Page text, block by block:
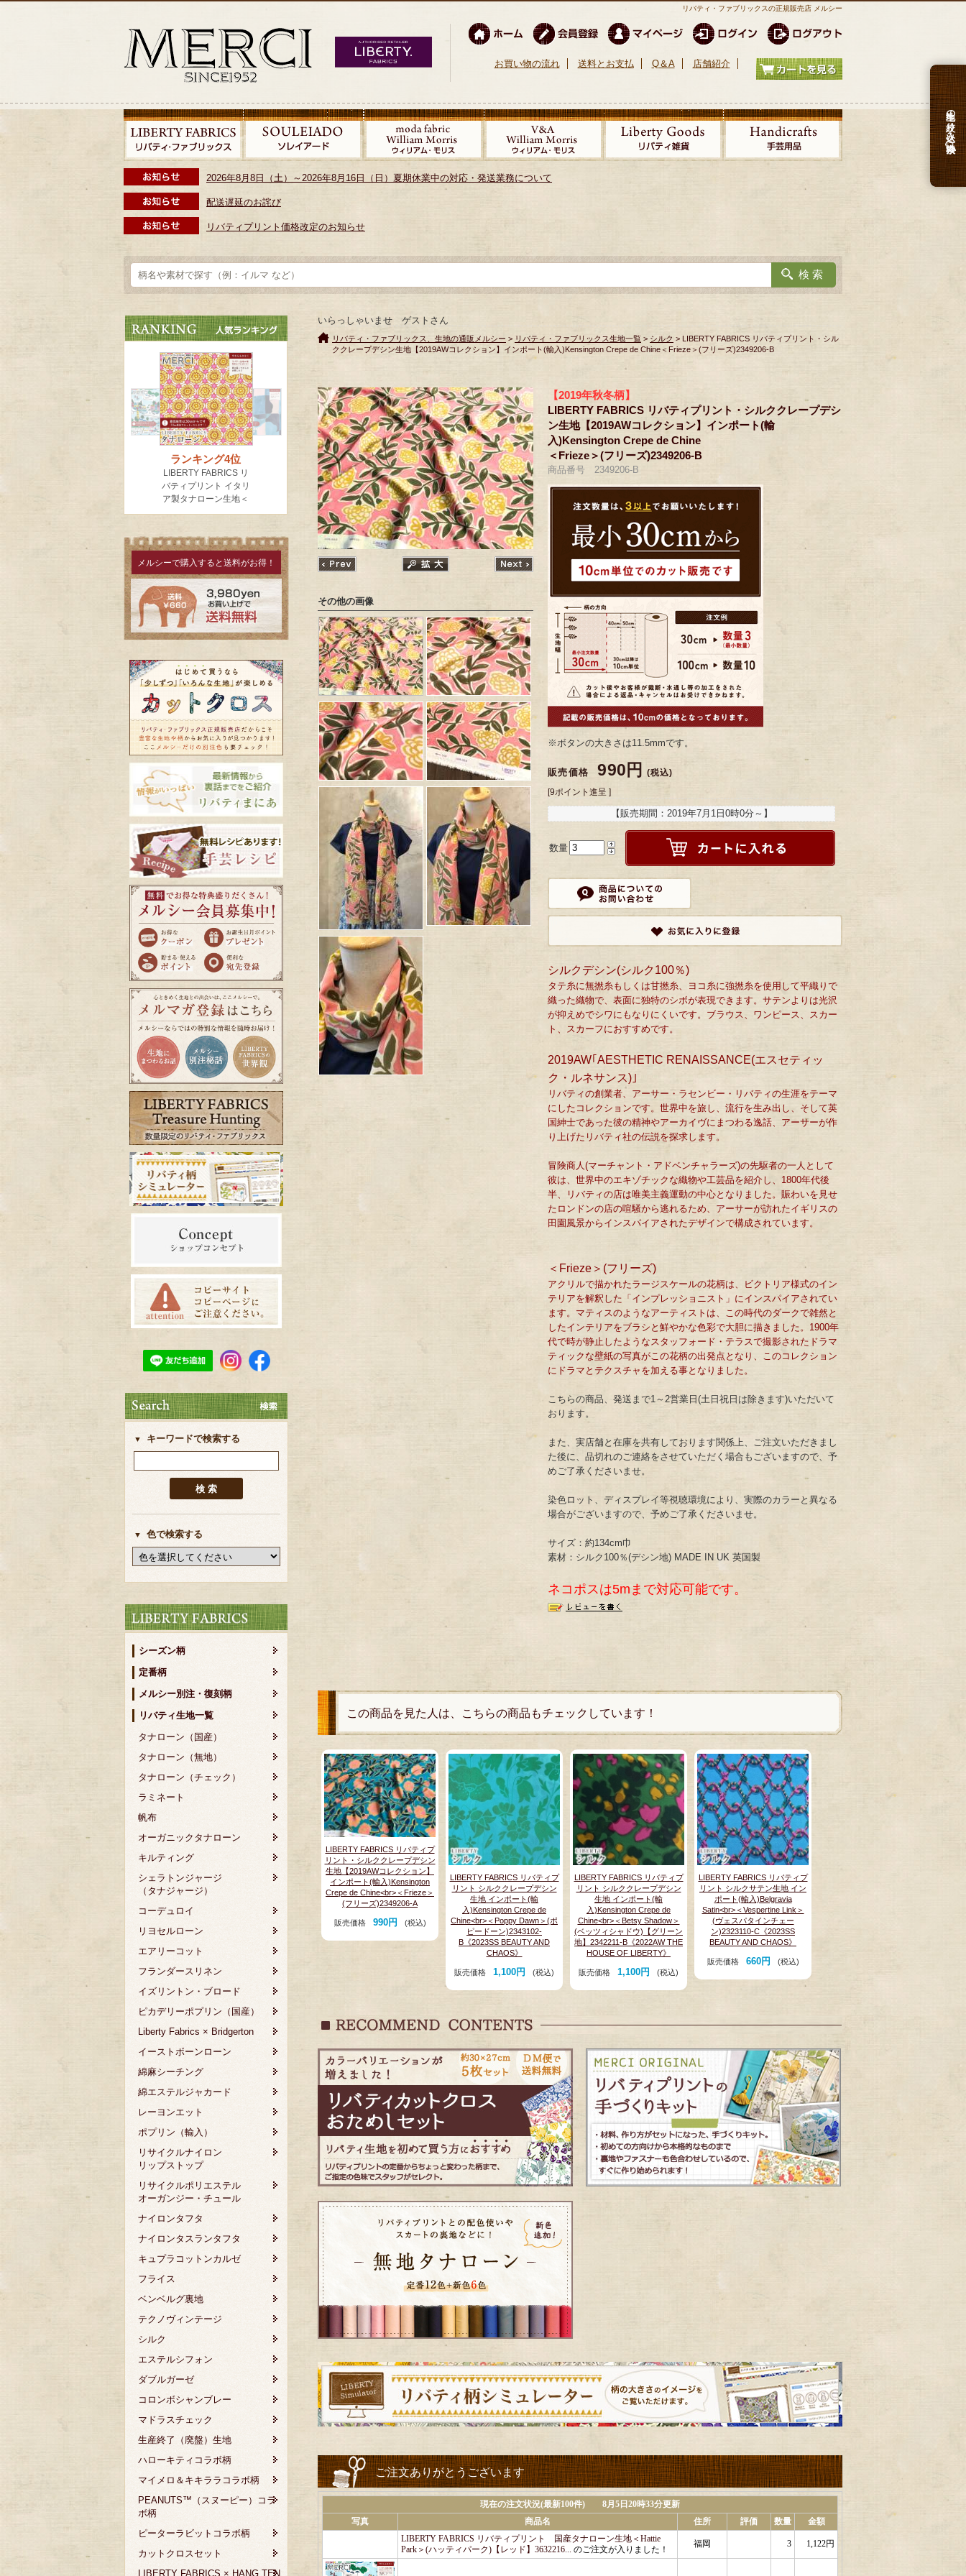
リバティ・ファブリックスの正規販売店 メルシー
お買い物の流れ 送料とお支払 Q＆A 店舗紹介
2026年8月8日（土）～2026年8月16日（日）夏期休業中の対応・発送業務について
配送遅延のお詫び
リバティプリント価格改定のお知らせ
生地の絞り込み検索
メルシーで購入すると送料がお得！
キーワードで検索する
色で検索する
シーズン柄
定番柄
メルシー別注・復刻柄
リバティ生地一覧
タナローン（国産）
タナローン（無地）
タナローン（チェック）
ラミネート
帆布
オーガニックタナローン
キルティング
シェラトンジャージ
（タナジャージ）
コーデュロイ
リヨセルローン
エアリーコット
フランダースリネン
イズリントン・ブロード
ピカデリーポプリン（国産）
Liberty Fabrics × Bridgerton
イーストボーンローン
綿麻シーチング
綿エステルジャカード
レーヨンエット
ポプリン（輸入）
リサイクルナイロン
リップストップ
リサイクルポリエステル
オーガンジー・チュール
ナイロンタフタ
ナイロンタスランタフタ
キュプラコットンカルゼ
フライス
ベンベルグ裏地
テクノヴィンテージ
シルク
エステルシフォン
ダブルガーゼ
コロンボシャンブレー
マドラスチェック
生産終了（廃盤）生地
ハローキティコラボ柄
マイメロ＆キキララコラボ柄
PEANUTS™（スヌーピー）コラ
ボ柄
ピーターラビットコラボ柄
カットクロスセット
LIBERTY FABRICS × HANG TEN
いらっしゃいませ ゲストさん
リバティ・ファブリックス、生地の通販メルシー > リバティ・ファブリックス生地一覧 > シルク > LIBERTY FABRICS リバティプリント・シル
ククレープデシン生地【2019AWコレクション】インポート(輸入)Kensington Crepe de Chine＜Frieze＞(フリーズ)2349206-B
【2019年秋冬柄】
LIBERTY FABRICS リバティプリント・シルククレープデシ
ン生地【2019AWコレクション】インポート(輸
入)Kensington Crepe de Chine
＜Frieze＞(フリーズ)2349206-B
商品番号 2349206-B
※ボタンの大きさは11.5mmです。
販売価格 990円 (税込)
[9ポイント進呈 ]
【販売期間： 2019年7月1日0時0分 ～】
数量
シルクデシン(シルク100％)
タテ糸に無撚糸もしくは甘撚糸、ヨコ糸に強撚糸を使用して平織りで
織った織物で、表面に独特のシボが表現できます。サテンよりは光沢
が抑えめでシワにもなりにくいです。ブラウス、ワンピース、スカー
ト、スカーフにおすすめです。
2019AW｢AESTHETIC RENAISSANCE(エスセティッ
ク・ルネサンス)｣
リバティの創業者、アーサー・ラセンビー・リバティの生涯をテーマ
にしたコレクションです。世界中を旅し、流行を生み出し、そして英
国紳士であった彼の精神やアーカイヴにまつわる逸話、アーサーが作
り上げたリバティ社の伝説を探求します。
冒険商人(マーチャント・アドベンチャラーズ)の先駆者の一人として
彼は、世界中のエキゾチックな織物や工芸品を紹介し、1800年代後
半、リバティの店は唯美主義運動の中心となりました。賑わいを見せ
たロンドンの店の喧騒から逃れるため、アーサーが訪れたイギリスの
田園風景からインスパイアされたデザインで構成されています。
＜Frieze＞(フリーズ)
アクリルで描かれたラージスケールの花柄は、ビクトリア様式のイン
テリアを解釈した「インプレッショニスト」にインスパイアされてい
ます。マティスのようなアーティストは、この時代のダークで雑然と
したインテリアをブラシと鮮やかな色彩で大胆に描きました。1900年
代で時が静止したようなスタッフォード・テラスで撮影されたドラマ
ティックな壁紙の写真がこの花柄の出発点となり、このコレクション
にドラマとテクスチャを加える事となりました。
こちらの商品、発送まで1～2営業日(土日祝日は除きます)いただいて
おります。
また、実店舗と在庫を共有しております関係上、ご注文いただきまし
た後に、品切れのご連絡をさせていただく場合もございますので、予
めご了承くださいませ。
染色ロット、ディスプレイ等視聴環境により、実際のカラーと異なる
場合がございますので、予めご了承くださいませ。
サイズ：約134cm巾
素材：シルク100％(デシン地) MADE IN UK 英国製
ネコポスは5mまで対応可能です。
その他の画像
この商品を見た人は、こちらの商品もチェックしています！
LIBERTY FABRICS リバティプ
リント・シルククレープデシン
生地【2019AWコレクション】
インポート(輸入)Kensington
Crepe de Chine<br>＜Frieze＞
(フリーズ)2349206-A
販売価格 990円 (税込)
LIBERTY FABRICS リバティプ
リント シルククレープデシン
生地 インポート(輸
入)Kensington Crepe de
Chine<br>＜Poppy Dawn＞(ポ
ピードーン)2343102-
B《2023SS BEAUTY AND
CHAOS》
販売価格 1,100円 (税込)
LIBERTY FABRICS リバティプ
リント シルククレープデシン
生地 インポート(輸
入)Kensington Crepe de
Chine<br>＜Betsy Shadow＞
(ベッツィシャドウ)【グリーン
地】2342211-B《2022AW THE
HOUSE OF LIBERTY》
販売価格 1,100円 (税込)
LIBERTY FABRICS リバティプ
リント シルクサテン生地 イン
ポート(輸入)Belgravia
Satin<br>＜Vespertine Link＞
(ヴェスパタインチェー
ン)2323110-C《2023SS
BEAUTY AND CHAOS》
販売価格 660円 (税込)
ご注文ありがとうございます